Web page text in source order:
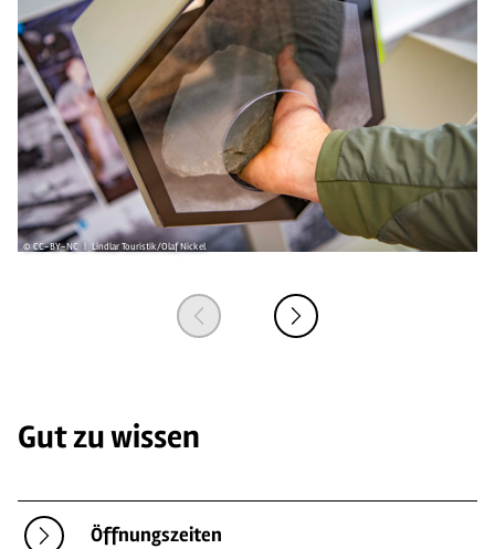
© CC-BY-NC | Lindlar Touristik/Olaf Nickel
Gut zu wissen
Öffnungszeiten